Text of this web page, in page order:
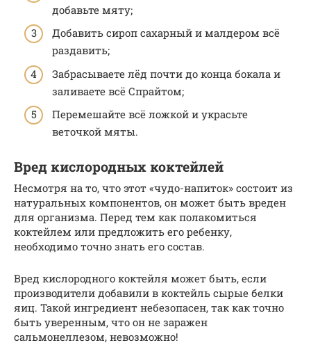
добавьте мяту;
Добавить сироп сахарный и малдером всё
раздавить;
Забрасываете лёд почти до конца бокала и
заливаете всё Спрайтом;
Перемешайте всё ложкой и украсьте
веточкой мяты.
Вред кислородных коктейлей
Несмотря на то, что этот «чудо-напиток» состоит из
натуральных компонентов, он может быть вреден
для организма. Перед тем как полакомиться
коктейлем или предложить его ребенку,
необходимо точно знать его состав.
Вред кислородного коктейля может быть, если
производители добавили в коктейль сырые белки
яиц. Такой ингредиент небезопасен, так как точно
быть уверенным, что он не заражен
сальмонеллезом, невозможно!